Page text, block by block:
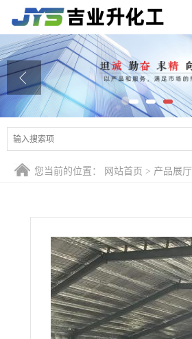
公司首页
公司介绍
公司动态
产品展厅
证书荣誉
在线留言
您当前的位置： 网站首页 > 产品展厅